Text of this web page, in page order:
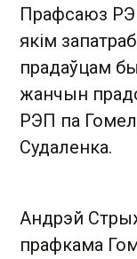
Прафсаюз
якім
прадаўцам
жанчын
РЭП па
Судаленка.
Андрэй
прафкама